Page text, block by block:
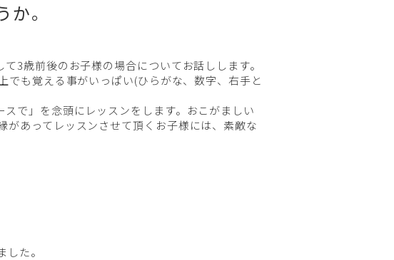
。
3歳前後のお子様の場合についてお話しします。
も覚える事がいっぱい(ひらがな、数字、右手と
で」を念頭にレッスンをします。おこがましい
あってレッスンさせて頂くお子様には、素敵な
た。